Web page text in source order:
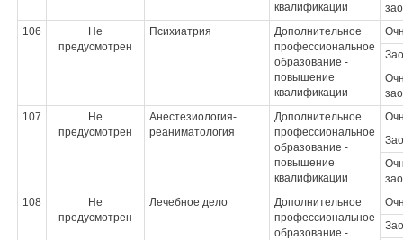
квалификации
106
Не
предусмотрен
Психиатрия
Дополнительное
профессиональное
образование -
повышение
квалификации
107
Не
предусмотрен
Анестезиология-
реаниматология
Дополнительное
профессиональное
образование -
повышение
квалификации
108
Не
предусмотрен
Лечебное дело
Дополнительное
профессиональное
образование -